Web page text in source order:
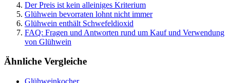
Der Preis ist kein alleiniges Kriterium
Glühwein bevorraten lohnt nicht immer
Glühwein enthält Schwefeldioxid
FAQ: Fragen und Antworten rund um Kauf und Verwendung
von Glühwein
Ähnliche Vergleiche